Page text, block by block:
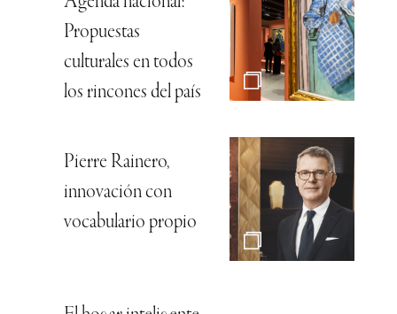
Propuestas
culturales en todos
los rincones del país
Pierre Rainero,
innovación con
vocabulario propio